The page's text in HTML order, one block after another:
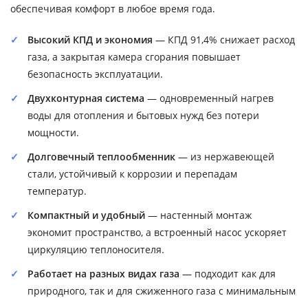
обеспечивая комфорт в любое время года.
Высокий КПД и экономия — КПД 91,4% снижает расход
газа, а закрытая камера сгорания повышает
безопасность эксплуатации.
Двухконтурная система — одновременный нагрев
воды для отопления и бытовых нужд без потери
мощности.
Долговечный теплообменник — из нержавеющей
стали, устойчивый к коррозии и перепадам
температур.
Компактный и удобный — настенный монтаж
экономит пространство, а встроенный насос ускоряет
циркуляцию теплоносителя.
Работает на разных видах газа — подходит как для
природного, так и для сжиженного газа с минимальным